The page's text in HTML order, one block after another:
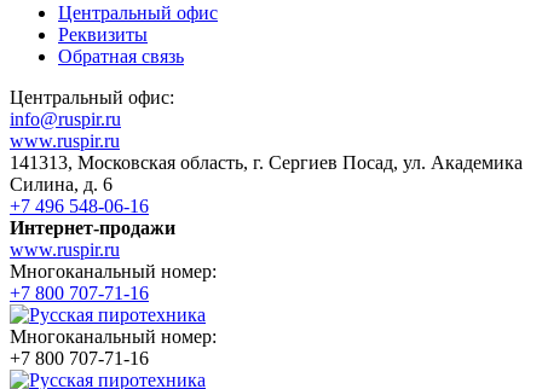
Центральный офис
Реквизиты
Обратная связь
Центральный офис:
info@ruspir.ru
www.ruspir.ru
141313, Московская область, г. Сергиев Посад, ул. Академика
Силина, д. 6
+7 496 548-06-16
Интернет-продажи
www.ruspir.ru
Многоканальный номер:
+7 800 707-71-16
Многоканальный номер:
+7 800 707-71-16